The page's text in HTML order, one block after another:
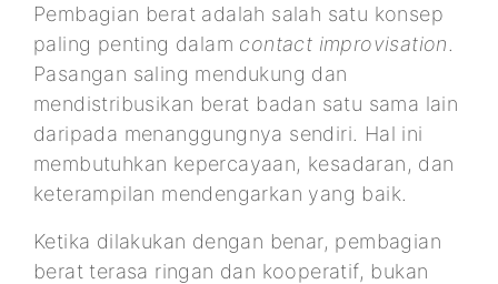
Pembagian berat adalah salah satu konsep
paling penting dalam contact improvisation.
Pasangan saling mendukung dan
mendistribusikan berat badan satu sama lain
daripada menanggungnya sendiri. Hal ini
membutuhkan kepercayaan, kesadaran, dan
keterampilan mendengarkan yang baik.
Ketika dilakukan dengan benar, pembagian
berat terasa ringan dan kooperatif, bukan